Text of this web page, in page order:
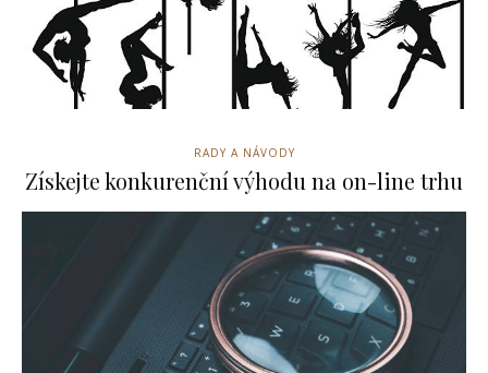
RADY A NÁVODY
Získejte konkurenční výhodu na on-line trhu